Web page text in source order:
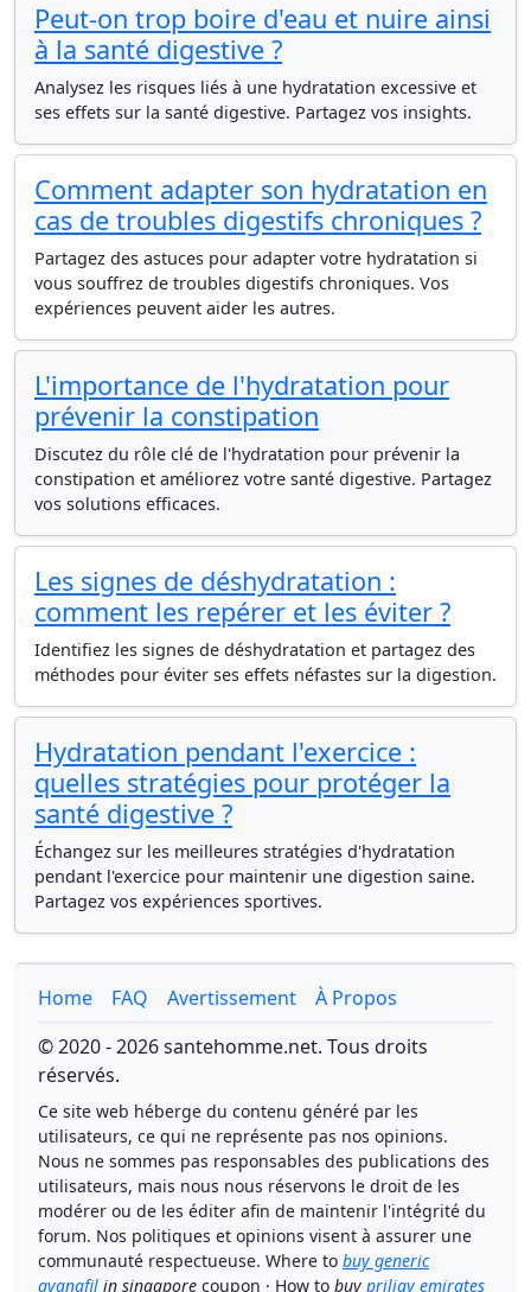
Peut-on trop boire d'eau et nuire ainsi
à la santé digestive ?
Analysez les risques liés à une hydratation excessive et
ses effets sur la santé digestive. Partagez vos insights.
Comment adapter son hydratation en
cas de troubles digestifs chroniques ?
Partagez des astuces pour adapter votre hydratation si
vous souffrez de troubles digestifs chroniques. Vos
expériences peuvent aider les autres.
L'importance de l'hydratation pour
prévenir la constipation
Discutez du rôle clé de l'hydratation pour prévenir la
constipation et améliorez votre santé digestive. Partagez
vos solutions efficaces.
Les signes de déshydratation :
comment les repérer et les éviter ?
Identifiez les signes de déshydratation et partagez des
méthodes pour éviter ses effets néfastes sur la digestion.
Hydratation pendant l'exercice :
quelles stratégies pour protéger la
santé digestive ?
Échangez sur les meilleures stratégies d'hydratation
pendant l'exercice pour maintenir une digestion saine.
Partagez vos expériences sportives.
Home FAQ Avertissement
À Propos
© 2020 - 2026 santehomme.net. Tous droits
réservés.
Ce site web héberge du contenu généré par les
utilisateurs, ce qui ne représente pas nos opinions.
Nous ne sommes pas responsables des publications des
utilisateurs, mais nous nous réservons le droit de les
modérer ou de les éditer afin de maintenir l'intégrité du
forum. Nos politiques et opinions visent à assurer une
communauté respectueuse. Where to buy generic
avanafil in singapore coupon · How to buy priligy emirates